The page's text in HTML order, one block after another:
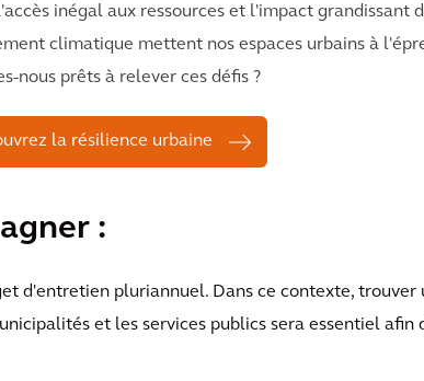
inégal aux ressources et l'impact grandissant
climatique mettent nos espaces urbains à
nous prêts à relever ces défis ?
la résilience urbaine
:
d'entretien pluriannuel. Dans ce contexte, trouver
et les services publics sera essentiel afin